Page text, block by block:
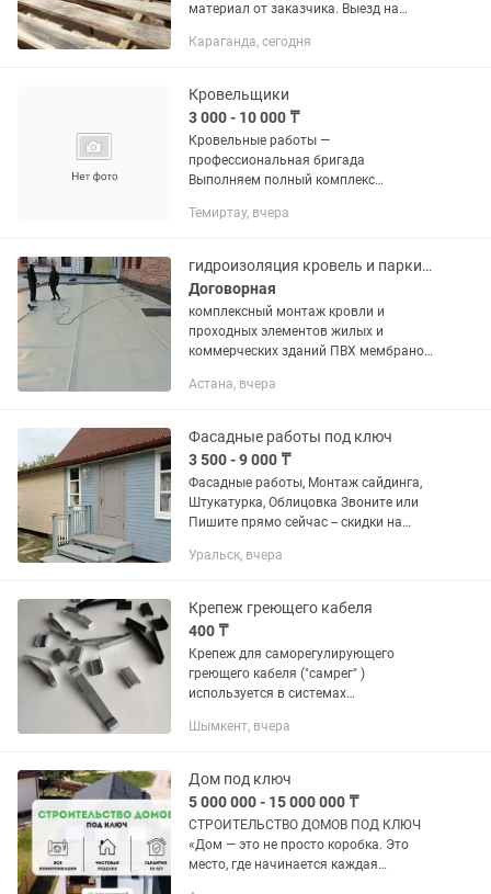
материал от заказчика. Выезд на
места где находится объект
Караганда, сегодня
Кровельщики
3 000 - 10 000 ₸
Кровельные работы —
профессиональная бригада
Выполняем полный комплекс
Карагандинской области. Наши услуги:
металлочерепицы и...
Темиртау, вчера
гидроизоляция кровель и паркингов ПВХ мембраной
Договорная
комплексный монтаж кровли и
проходных элементов жилых и
коммерческих зданий ПВХ мембраной
поставки материала
Астана, вчера
Фасадные работы под ключ
3 500 - 9 000 ₸
Фасадные работы, Монтаж сайдинга,
Штукатурка, Облицовка Звоните или
Пишите прямо сейчас -- скидки на
профессиональных инженеров-
Уральск, вчера
Крепеж греющего кабеля
400 ₸
Крепеж для саморегулирующего
греющего кабеля ("самрег" )
используется в системах
уличных площадок, крыльца и теплых
специализированном заводе в...
Шымкент, вчера
Дом под ключ
5 000 000 - 15 000 000 ₸
СТРОИТЕЛЬСТВО ДОМОВ ПОД КЛЮЧ
«Дом — это не просто коробка. Это
место, где начинается каждая